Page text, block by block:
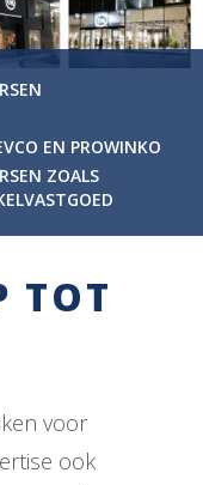
EN PROWINKO
ZOALS
TOT
voor
ook